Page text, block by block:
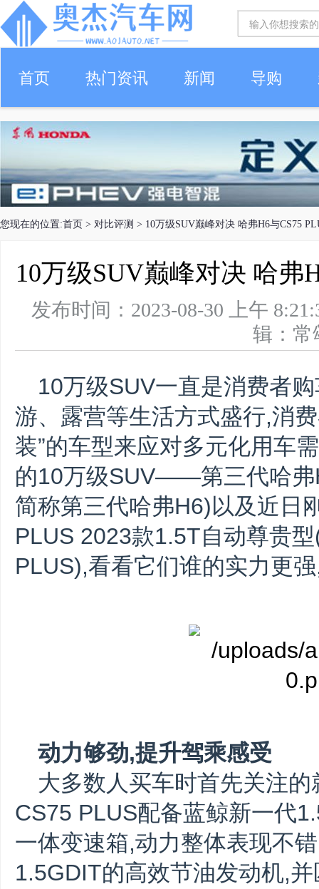
首页 热门资讯 新闻 导购
您现在的位置:首页 > 对比评测 > 10万级SUV巅峰对决 哈弗H6与CS75
10万级SUV巅峰对决 哈弗
发布时间：2023-08-30 上午
辑：
10万级SUV一直是消费者
游、露营等生活方式盛行,消
装”的车型来应对多元化用车
的10万级SUV——第三代哈弗
简称第三代哈弗H6)以及近日
PLUS 2023款1.5T自动尊贵
PLUS),看看它们谁的实力更
动力够劲,提升驾乘感受
大多数人买车时首先关注
CS75 PLUS配备蓝鲸新一代
一体变速箱,动力整体表现不
1.5GDIT的高效节油发动机,